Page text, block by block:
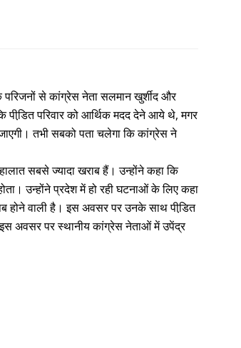
से कांग्रेस नेता सलमान खुर्शीद और
पीडि़त परिवार को आर्थिक मदद देने आये थे, मगर
तभी सबको पता चलेगा कि कांग्रेस ने
सबसे ज्यादा खराब हैं। उन्होंने कहा कि
उन्होंने प्रदेश में हो रही घटनाओं के लिए कहा
होने वाली है। इस अवसर पर उनके साथ पीडि़त
इस अवसर पर स्थानीय कांग्रेस नेताओं में उपेंद्र